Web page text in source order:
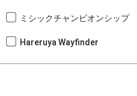
ミシックチャンピオンシップ
Hareruya Wayfinder